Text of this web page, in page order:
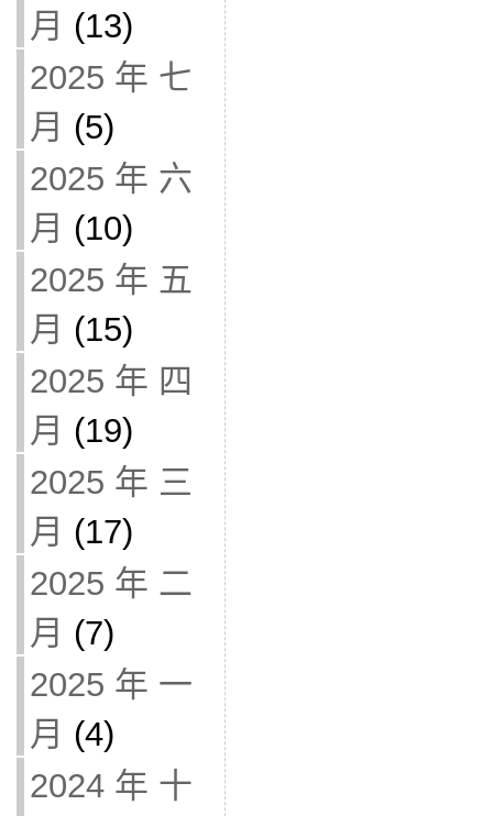
月 (13)
2025 年 七
月 (5)
2025 年 六
月 (10)
2025 年 五
月 (15)
2025 年 四
月 (19)
2025 年 三
月 (17)
2025 年 二
月 (7)
2025 年 一
月 (4)
2024 年 十